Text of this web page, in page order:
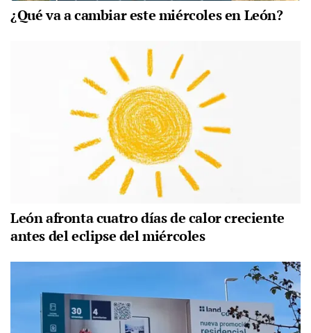
¿Qué va a cambiar este miércoles en León?
León afronta cuatro días de calor creciente
antes del eclipse del miércoles